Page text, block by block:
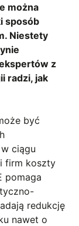
można
sposób
Niestety
z
radzi, jak
być
ciągu
firm koszty
pomaga
redukcję
nawet o